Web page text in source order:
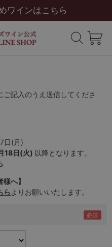
ワインはこちら
記入のうえ送信してくださ
日(月)
18日(火) 以降となります。
へ】
らよりお願いいたします。